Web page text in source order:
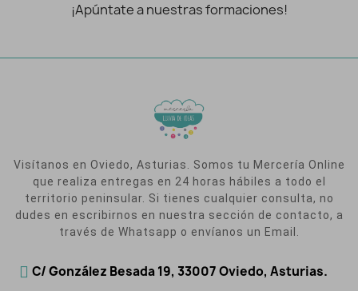
¡Apúntate a nuestras formaciones!
Visítanos en Oviedo, Asturias. Somos tu Mercería Online
que realiza entregas en 24 horas hábiles a todo el
territorio peninsular. Si tienes cualquier consulta, no
dudes en escribirnos en nuestra sección de contacto, a
través de Whatsapp o envíanos un Email.
C/ González Besada 19, 33007 Oviedo, Asturias.